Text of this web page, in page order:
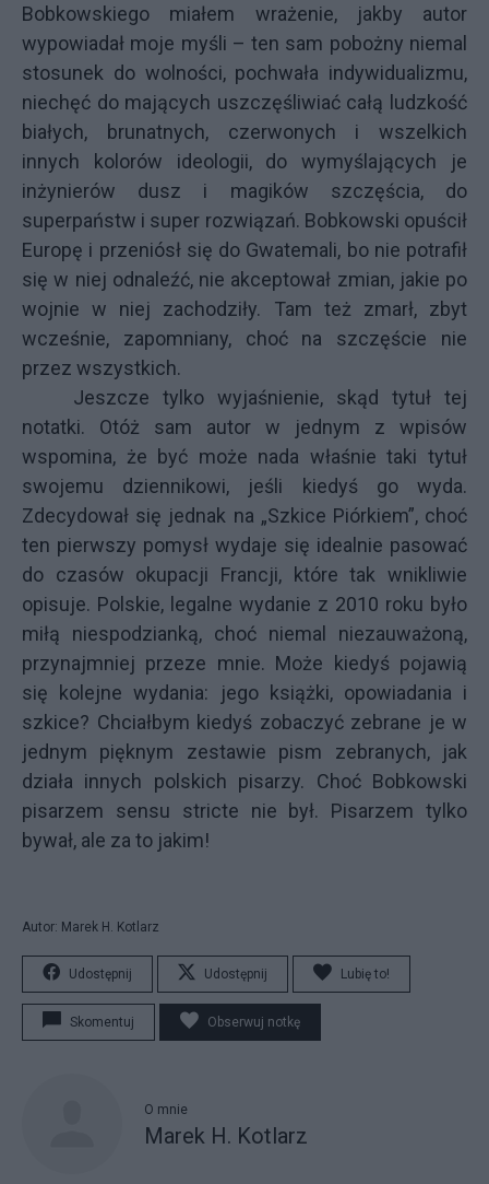
Bobkowskiego miałem wrażenie, jakby autor
wypowiadał moje myśli – ten sam pobożny niemal
stosunek do wolności, pochwała indywidualizmu,
niechęć do mających uszczęśliwiać całą ludzkość
białych, brunatnych, czerwonych i wszelkich
innych kolorów ideologii, do wymyślających je
inżynierów dusz i magików szczęścia, do
superpaństw i super rozwiązań. Bobkowski opuścił
Europę i przeniósł się do Gwatemali, bo nie potrafił
się w niej odnaleźć, nie akceptował zmian, jakie po
wojnie w niej zachodziły. Tam też zmarł, zbyt
wcześnie, zapomniany, choć na szczęście nie
przez wszystkich.
Jeszcze tylko wyjaśnienie, skąd tytuł tej
notatki. Otóż sam autor w jednym z wpisów
wspomina, że być może nada właśnie taki tytuł
swojemu dziennikowi, jeśli kiedyś go wyda.
Zdecydował się jednak na „Szkice Piórkiem”, choć
ten pierwszy pomysł wydaje się idealnie pasować
do czasów okupacji Francji, które tak wnikliwie
opisuje. Polskie, legalne wydanie z 2010 roku było
miłą niespodzianką, choć niemal niezauważoną,
przynajmniej przeze mnie. Może kiedyś pojawią
się kolejne wydania: jego książki, opowiadania i
szkice? Chciałbym kiedyś zobaczyć zebrane je w
jednym pięknym zestawie pism zebranych, jak
działa innych polskich pisarzy. Choć Bobkowski
pisarzem sensu stricte nie był. Pisarzem tylko
bywał, ale za to jakim!
Autor: Marek H. Kotlarz
Udostępnij Udostępnij Lubię to!
Skomentuj Obserwuj notkę
O mnie
Marek H. Kotlarz